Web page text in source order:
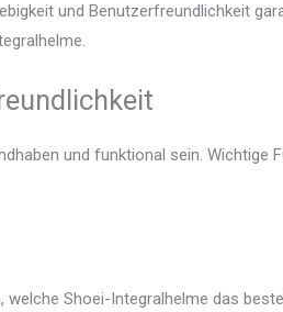
und Benutzerfreundlichkeit
und funktional sein.
welche Shoei-Integralhelme das